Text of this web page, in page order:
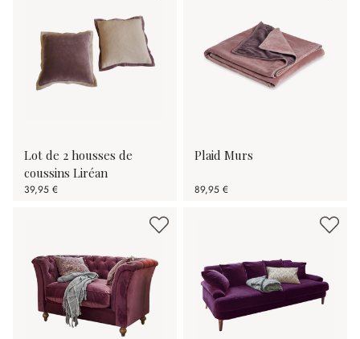
Lot de 2 housses de
coussins Liréan
39,95 €
Plaid Murs
89,95 €